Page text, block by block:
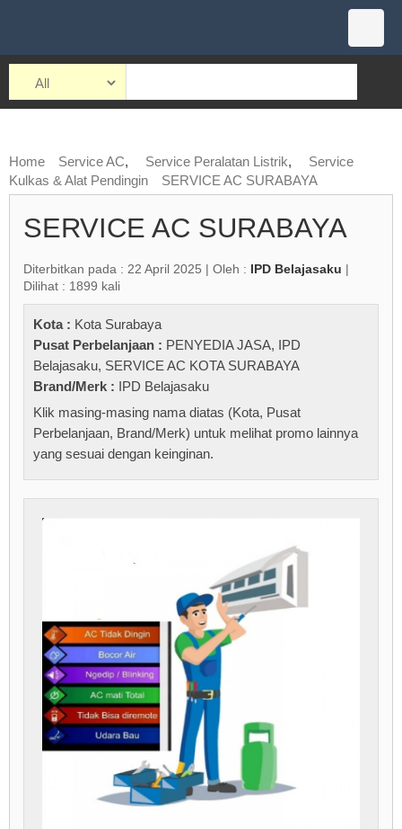
Home Service AC, Service Peralatan Listrik,
Service
Kulkas & Alat Pendingin
SERVICE AC SURABAYA
SERVICE AC SURABAYA
Diterbitkan pada : 22 April 2025 | Oleh : IPD Belajasaku |
Dilihat : 1899 kali
Kota : Kota Surabaya
Pusat Perbelanjaan : PENYEDIA JASA, IPD
Belajasaku, SERVICE AC KOTA SURABAYA
Brand/Merk : IPD Belajasaku
Klik masing-masing nama diatas (Kota, Pusat
Perbelanjaan, Brand/Merk) untuk melihat promo lainnya
yang sesuai dengan keinginan.